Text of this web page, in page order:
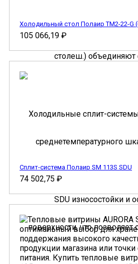
Холодильный стол Полаир TM2-22-G
105 066,19 ₽
Сплит-система Полаир SM 113S SDU
74 502,75 ₽